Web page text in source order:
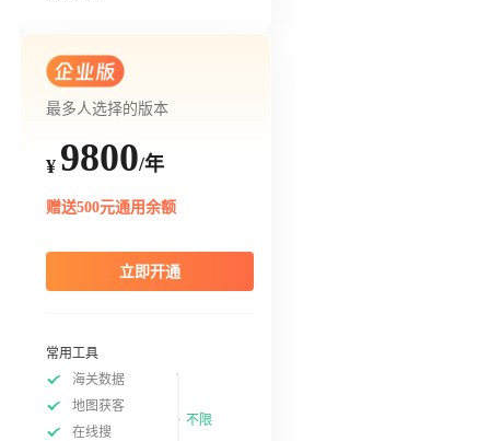
最多人选择的版本
¥ 9800/年
赠送500元通用余额
立即开通
常用工具
海关数据
地图获客
在线搜
不限